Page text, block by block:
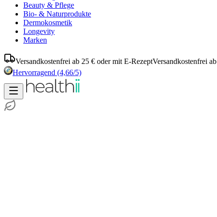
Beauty & Pflege
Bio- & Naturprodukte
Dermokosmetik
Longevity
Marken
Versandkostenfrei ab 25 € oder mit E-RezeptVersandkostenfrei
Hervorragend (4,66/5)